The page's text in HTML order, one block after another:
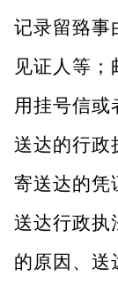
记录留臵事
见证人等
用挂号信或
送达的行政
寄送达的凭
送达行政执
的原因、送